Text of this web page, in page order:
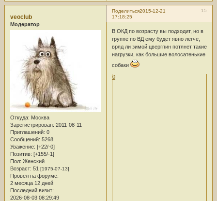
Поделиться 15
2015-12-21
17:18:25
veoclub
Модератор
Откуда: Москва
Зарегистрирован: 2011-08-11
Приглашений: 0
Сообщений: 5268
Уважение: [+22/-0]
Позитив: [+155/-1]
Пол: Женский
Возраст: 51 [1975-07-13]
Провел на форуме:
2 месяца 12 дней
Последний визит:
2026-08-03 08:29:49
В ОКД по возрасту вы подходит, но в
группе по ВД ему будет явно легче,
вряд ли зимой цвергпин потянет такие
нагрузки, как большие волосатенькие
собаки
0